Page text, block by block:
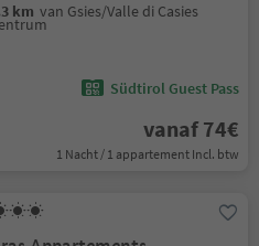
km van Gsies/Valle di Casies
Südtirol Guest Pass
vanaf 74€
1 Nacht / 1 appartement Incl. btw